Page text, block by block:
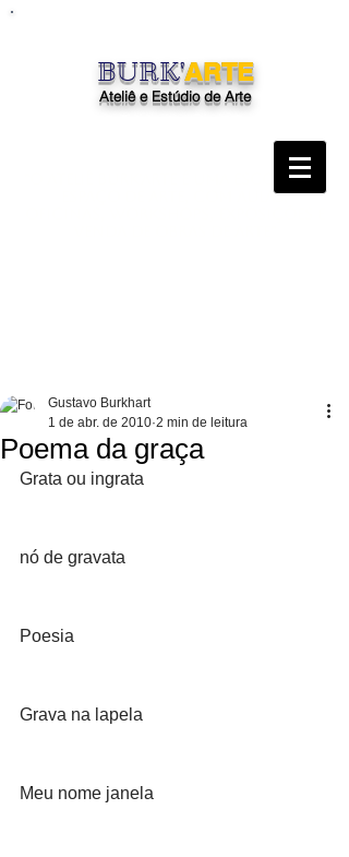
"O Ateliê Burk'Arte é uma escola, um
espaço de arte, com aulas,
BURK'ARTE
Ateliê e Estúdio de Arte
Poema da graça
Gustavo Burkhart
1 de abr. de 2010 2 min de leitura
Grata ou ingrata
nó de gravata
Poesia
Grava na lapela
Meu nome janela